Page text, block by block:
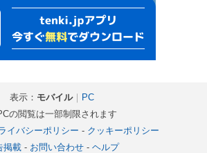
表示： モバイル｜
PC
の閲覧は一部制限されます
イバシーポリシー - クッキーポリシー
掲載- お問い合わせ- ヘルプ